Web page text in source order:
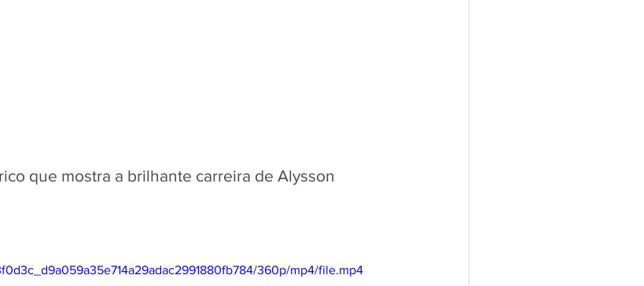
que mostra a brilhante carreira de Alysson
360p/mp4/file.mp4